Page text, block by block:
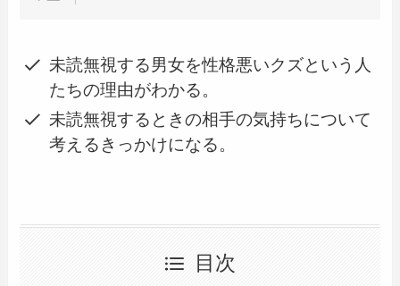
未読無視する男女を性格悪いクズという人
たちの理由がわかる。
未読無視するときの相手の気持ちについて
考えるきっかけになる。
目次